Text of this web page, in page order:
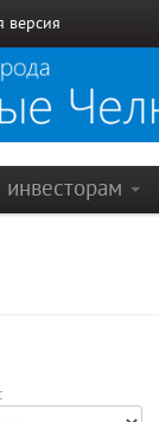
версия
инвесторам